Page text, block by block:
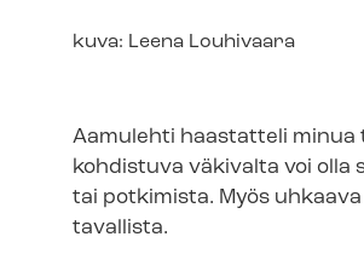
Kuvateksti
kuva: Leena Louhivaara
Aamulehti haastatteli minua
kohdistuva väkivalta voi
tai potkimista. Myös
tavallista.